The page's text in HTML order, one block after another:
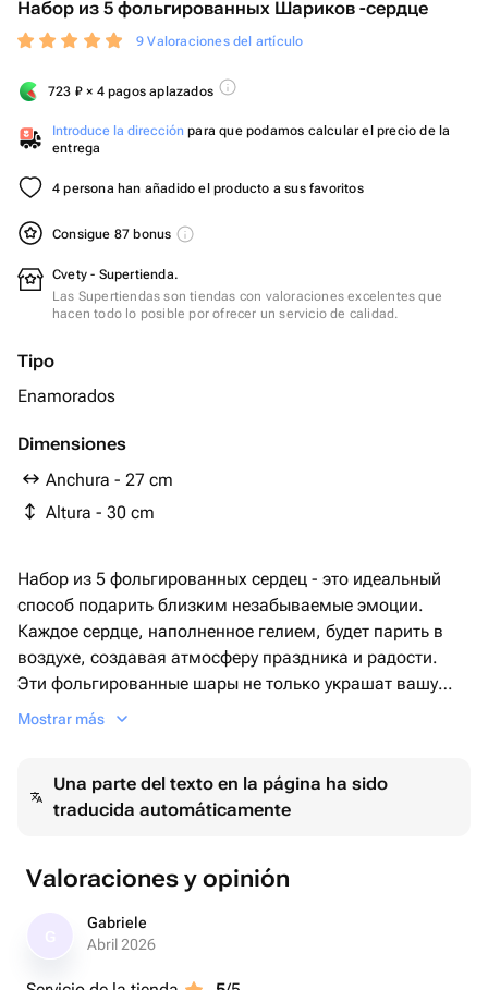
Набор из 5 фольгированных Шариков -сердце
9 Valoraciones del artículo
723 ₽ × 4 pagos aplazados
Introduce la dirección para que podamos calcular el precio de la
entrega
4 persona han añadido el producto a sus favoritos
Consigue 87 bonus
Cvety - Supertienda.
Las Supertiendas son tiendas con valoraciones excelentes que
hacen todo lo posible por ofrecer un servicio de calidad.
Tipo
Enamorados
Dimensiones
Anchura - 27 cm
Altura - 30 cm
Набор из 5 фольгированных сердец - это идеальный
способ подарить близким незабываемые эмоции.
Каждое сердце, наполненное гелием, будет парить в
воздухе, создавая атмосферу праздника и радости.
Эти фольгированные шары не только украшат вашу
вечеринку или торжество, но и станут прекрасным
Подарите своим близким незабываемые моменты с
помощью этого набора фольгированных сердец. Они
будь то день рождения, свадьба или просто веселая
вечеринка с друзьями. Создайте атмосферу любви и
радости с помощью этих воздушных шаров-сердец!
Mostrar más
Una parte del texto en la página ha sido
traducida automáticamente
Valoraciones y opinión
Gabriele
Abril 2026